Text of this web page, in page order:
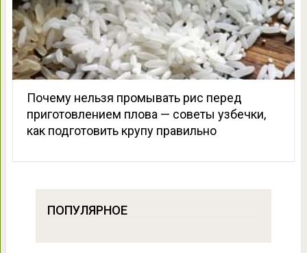
Почему нельзя промывать рис перед
приготовлением плова — советы узбечки,
как подготовить крупу правильно
ПОПУЛЯРНОЕ